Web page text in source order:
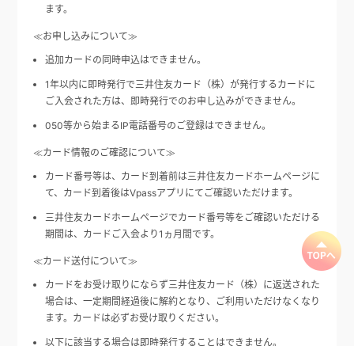
ます。
≪お申し込みについて≫
追加カードの同時申込はできません。
1年以内に即時発行で三井住友カード（株）が発行するカードに
ご入会された方は、即時発行でのお申し込みができません。
050等から始まるIP電話番号のご登録はできません。
≪カード情報のご確認について≫
カード番号等は、カード到着前は三井住友カードホームページに
て、カード到着後はVpassアプリにてご確認いただけます。
三井住友カードホームページでカード番号等をご確認いただける
期間は、カードご入会より1ヵ月間です。
≪カード送付について≫
カードをお受け取りにならず三井住友カード（株）に返送された
場合は、一定期間経過後に解約となり、ご利用いただけなくなり
ます。カードは必ずお受け取りください。
以下に該当する場合は即時発行することはできません。